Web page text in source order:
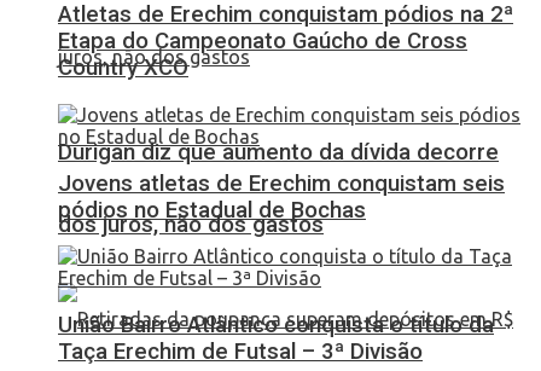
Durigan diz que aumento da dívida decorre
dos juros, não dos gastos
Atletas de Erechim conquistam pódios na 2ª
Etapa do Campeonato Gaúcho de Cross
Country XCO
Jovens atletas de Erechim conquistam seis
pódios no Estadual de Bochas
União Bairro Atlântico conquista o título da
Taça Erechim de Futsal – 3ª Divisão